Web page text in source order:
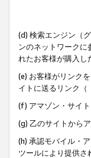
(d) 検索エンジン（
ンのネットワークに
れたお客様が購入し
(e) お客様がリンク
イトに送るリンク（
(f) アマゾン・サイ
(g) 乙のサイトから
(h) 承認モバイル・
ツールにより提供さ